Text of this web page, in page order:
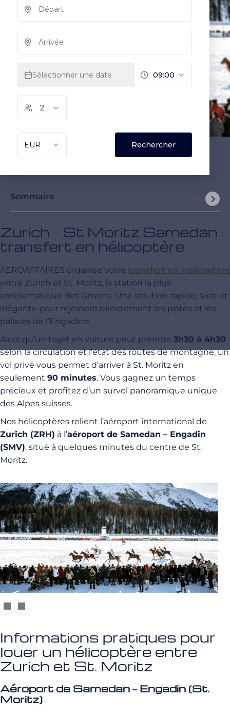
Sommaire
Zurich – St Moritz Samedan :
transfert en hélicoptère
AEROAFFAIRES organise votre transfert en hélicoptère
entre Zurich et St. Moritz, la station la plus
emblématique des Grisons. Une solution rapide, sûre et
élégante pour rejoindre directement les pistes et les
palaces de l’Engadine.
Alors qu’un trajet en voiture peut prendre 3h30 à 4h30
selon la circulation et l’état des routes de montagne, un
vol privé vous permet d’arriver à St. Moritz en
seulement 90 minutes. Vous gagnez un temps
précieux et profitez d’un survol panoramique unique
des Alpes suisses.
Nos hélicoptères relient l’aéroport international de
Zurich (ZRH) à l’aéroport de Samedan – Engadin
(SMV), situé à quelques minutes du centre de St.
Moritz.
Informations pratiques pour
louer un hélicoptère entre
Zurich et St. Moritz
Aéroport de Samedan – Engadin (St.
Moritz)